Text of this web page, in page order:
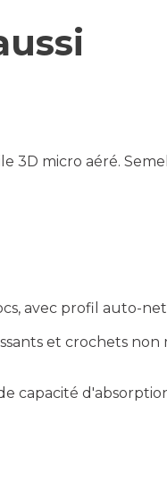
micro aéré.
avec profil auto-
et crochets non
capacité